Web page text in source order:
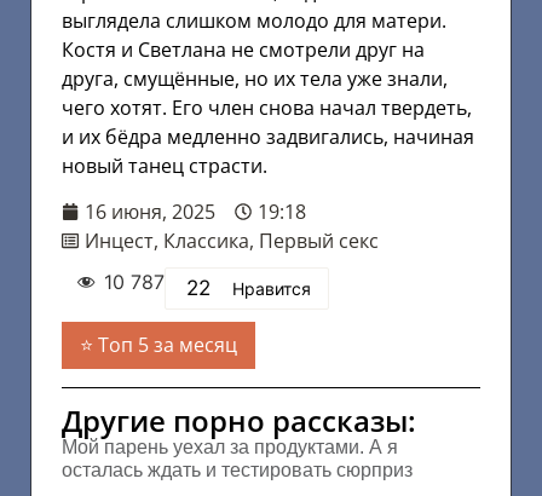
выглядела слишком молодо для матери.
Костя и Светлана не смотрели друг на
друга, смущённые, но их тела уже знали,
чего хотят. Его член снова начал твердеть,
и их бёдра медленно задвигались, начиная
новый танец страсти.
16 июня, 2025
19:18
Инцест, Классика, Первый секс
10 787 22 Нравится
Топ 5 за месяц
Другие порно рассказы:
Мой парень уехал за продуктами. А я
осталась ждать и тестировать сюрприз